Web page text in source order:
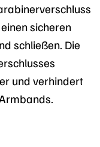
sicheren
schließen. Die
und verhindert